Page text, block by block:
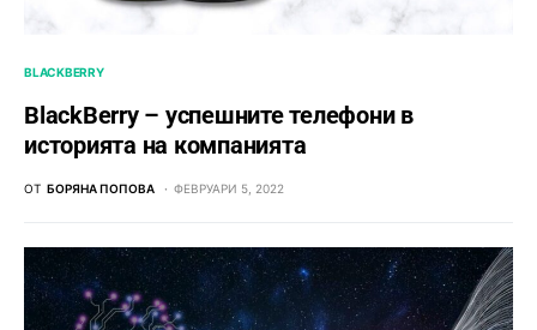
BLACKBERRY
BlackBerry – успешните телефони в
историята на компанията
ОТ БОРЯНА ПОПОВА ФЕВРУАРИ 5, 2022